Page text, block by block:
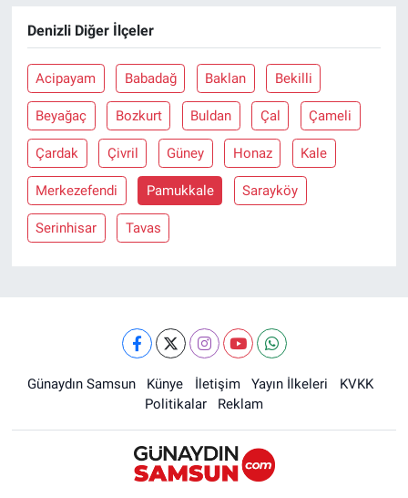
Denizli Diğer İlçeler
Acipayam Babadağ Baklan Bekilli
Beyağaç Bozkurt Buldan Çal Çameli
Çardak Çivril Güney Honaz Kale
Merkezefendi Pamukkale Sarayköy
Serinhisar Tavas
Günaydın Samsun Künye İletişim Yayın İlkeleri
KVKK
Politikalar
Reklam